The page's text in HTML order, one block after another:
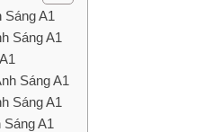
A1
Sáng A1
Sáng A1
Sáng A1
A1